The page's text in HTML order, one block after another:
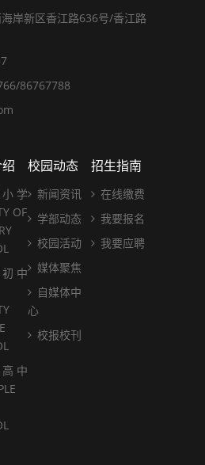
岸新区香江路636号/香江路
86767788
学
OF
中
中
校园动态
新闻资讯
学部动态
校园活动
媒体聚焦
自媒体中
心
校报校刊
招生指南
在线缴费
我要报名
我要应聘